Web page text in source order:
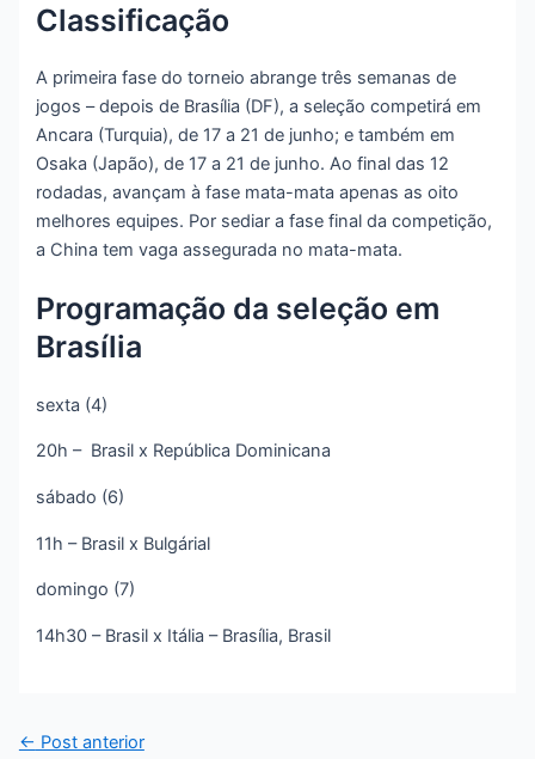
Classificação
A primeira fase do torneio abrange três semanas de
jogos – depois de Brasília (DF), a seleção competirá em
Ancara (Turquia), de 17 a 21 de junho; e também em
Osaka (Japão), de 17 a 21 de junho. Ao final das 12
rodadas, avançam à fase mata-mata apenas as oito
melhores equipes. Por sediar a fase final da competição,
a China tem vaga assegurada no mata-mata.
Programação da seleção em
Brasília
sexta (4)
20h – Brasil x República Dominicana
sábado (6)
11h – Brasil x Bulgárial
domingo (7)
14h30 – Brasil x Itália – Brasília, Brasil
← Post anterior